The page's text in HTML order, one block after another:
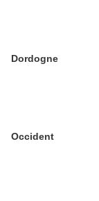
Dordogne
Occident